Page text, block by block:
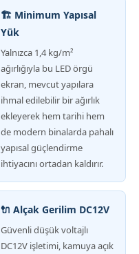
🏗️ Minimum Yapısal
Yük
Yalnızca 1,4 kg/m²
ağırlığıyla bu LED örgü
ekran, mevcut yapılara
ihmal edilebilir bir ağırlık
ekleyerek hem tarihi hem
de modern binalarda pahalı
yapısal güçlendirme
ihtiyacını ortadan kaldırır.
🔌 Alçak Gerilim DC12V
Güvenli düşük voltajlı
DC12V işletimi, kamuya açık